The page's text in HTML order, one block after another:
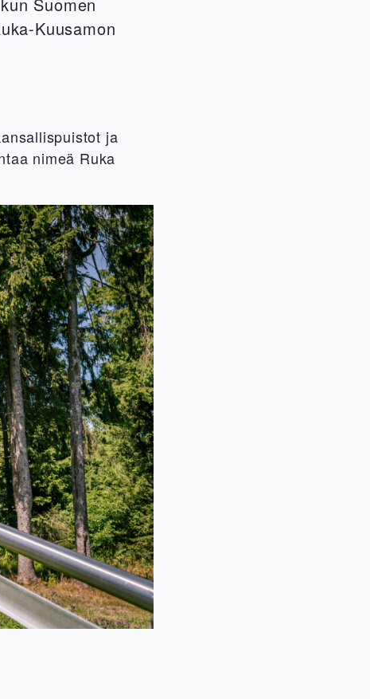
Kuusamon
ja
nimeä Ruka